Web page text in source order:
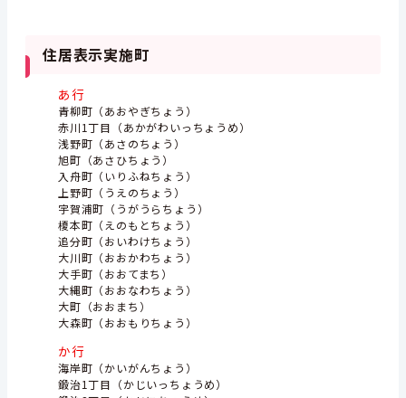
住居表示実施町
あ行
青柳町（あおやぎちょう）
赤川1丁目（あかがわいっちょうめ）
浅野町（あさのちょう）
旭町（あさひちょう）
入舟町（いりふねちょう）
上野町（うえのちょう）
宇賀浦町（うがうらちょう）
榎本町（えのもとちょう）
追分町（おいわけちょう）
大川町（おおかわちょう）
大手町（おおてまち）
大縄町（おおなわちょう）
大町（おおまち）
大森町（おおもりちょう）
か行
海岸町（かいがんちょう）
鍛治1丁目（かじいっちょうめ）